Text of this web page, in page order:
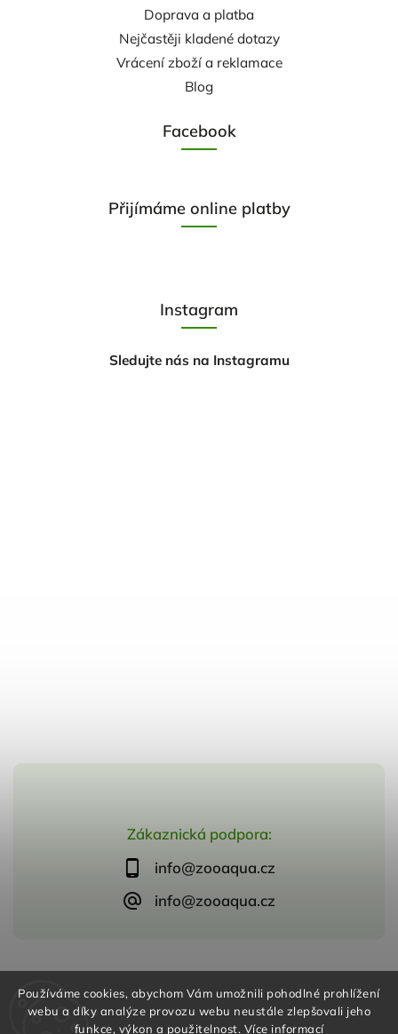
Používáme cookies, abychom Vám umožnili pohodlné prohlížení
webu a díky analýze provozu webu neustále zlepšovali jeho
funkce, výkon a použitelnost. Více informací
Zákaznická podpora:
info@zooaqua.cz
info@zooaqua.cz
Doprava a platba
Nejčastěji kladené dotazy
Vrácení zboží a reklamace
Blog
Facebook
Přijímáme online platby
Instagram
Sledujte nás na Instagramu
VytvořilShoptet | DesignShoptak.cz